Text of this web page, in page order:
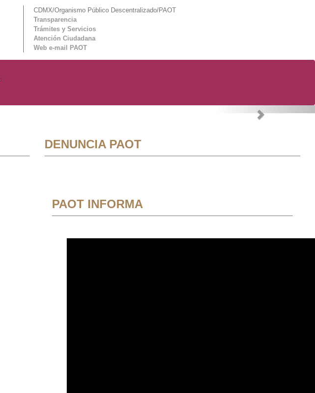
CDMX/Organismo Público Descentralizado/PAOT
Transparencia
Trámites y Servicios
Atención Ciudadana
Web e-mail PAOT
Next
DENUNCIA PAOT
PAOT INFORMA